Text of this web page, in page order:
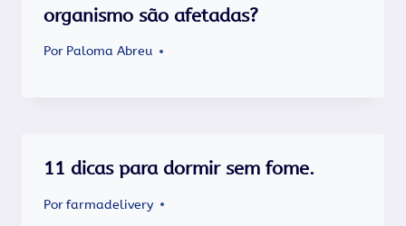
organismo são afetadas?
Por Paloma Abreu
11 dicas para dormir sem fome.
Porfarmadelivery